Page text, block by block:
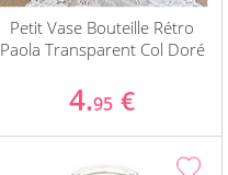
Petit Vase Bouteille Rétro
Paola Transparent Col Doré
4.95 €